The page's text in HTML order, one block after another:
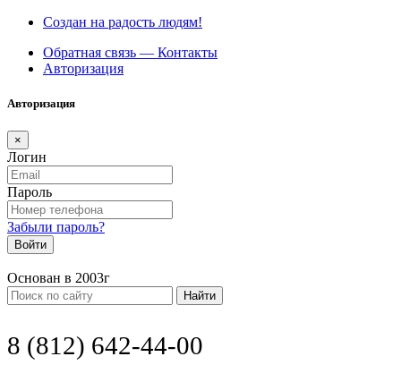
Создан на радость людям!
Обратная связь — Контакты
Авторизация
Авторизация
×
Логин
Пароль
Забыли пароль?
Войти
Основан в 2003г
Найти
8 (812) 642-44-00